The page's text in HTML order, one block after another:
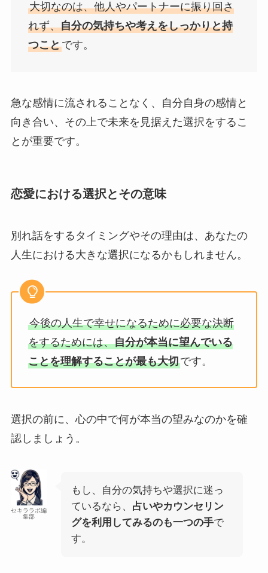
大切なのは、他人やパートナーに振り回さ
れず、自分の気持ちや考えをしっかりと持
つことです。
急な感情に流されることなく、自分自身の感情と
向き合い、その上で未来を見据えた選択をするこ
とが重要です。
恋愛における選択とその意味
別れ話をするタイミングやその理由は、あなたの
人生における大きな選択になるかもしれません。
今後の人生で幸せになるために必要な決断
をするためには、自分が本当に望んでいる
ことを理解することが最も大切です。
選択の前に、心の中で何が本当の望みなのかを確
認しましょう。
セキララボ編
集部
もし、自分の気持ちや選択に迷っ
ているなら、 占いやカウンセリン
グを利用してみるのも一つの手で
す。